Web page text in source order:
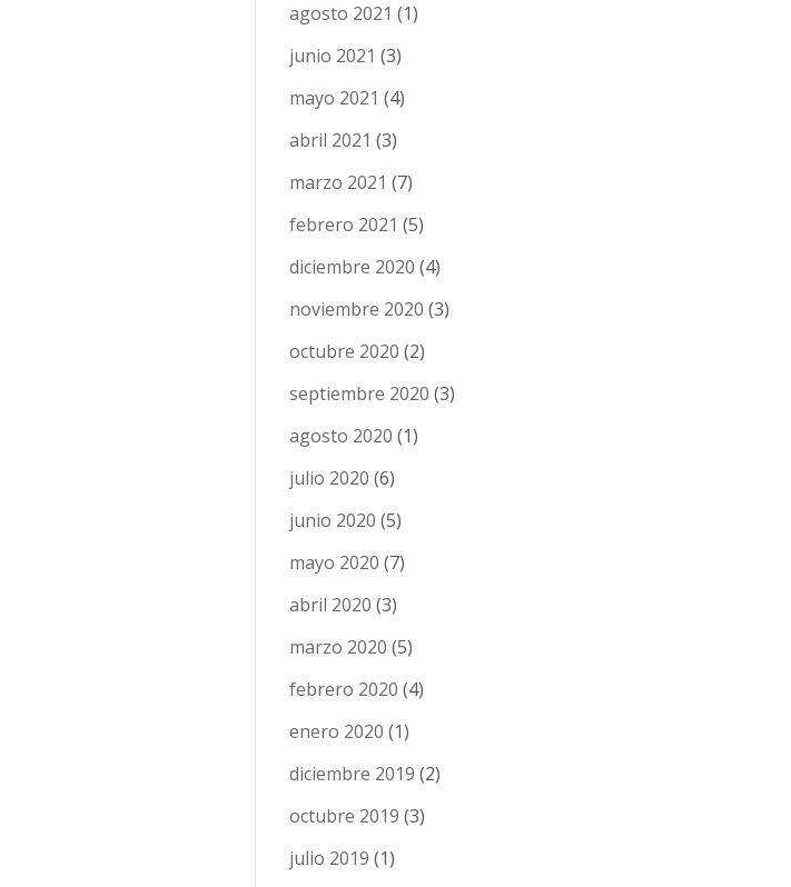
agosto 2021 (1)
junio 2021 (3)
mayo 2021 (4)
abril 2021 (3)
marzo 2021 (7)
febrero 2021 (5)
diciembre 2020 (4)
noviembre 2020 (3)
octubre 2020 (2)
septiembre 2020 (3)
agosto 2020 (1)
julio 2020 (6)
junio 2020 (5)
mayo 2020 (7)
abril 2020 (3)
marzo 2020 (5)
febrero 2020 (4)
enero 2020 (1)
diciembre 2019 (2)
octubre 2019 (3)
julio 2019 (1)